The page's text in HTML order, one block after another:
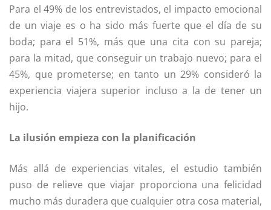
Para el 49% de los entrevistados, el impacto emocional
de un viaje es o ha sido más fuerte que el día de su
boda; para el 51%, más que una cita con su pareja;
para la mitad, que conseguir un trabajo nuevo; para el
45%, que prometerse; en tanto un 29% consideró la
experiencia viajera superior incluso a la de tener un
hijo.
La ilusión empieza con la planificación
Más allá de experiencias vitales, el estudio también
puso de relieve que viajar proporciona una felicidad
mucho más duradera que cualquier otra cosa material,